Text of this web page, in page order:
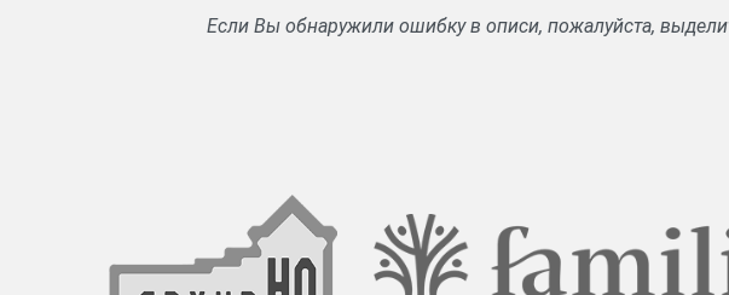
Если Вы обнаружили ошибку в описи, пожалуйста,